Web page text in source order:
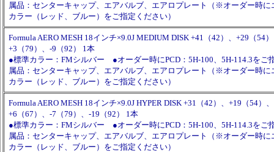
属品：センターキャップ、エアバルブ、エアロプレート（※オーダー時に
カラー（レッド、ブルー）をご指定ください）
Formula AERO MESH 18インチ×9.0J MEDIUM DISK +41（42）、+29（54
+3（79）、-9（92） 1本
●標準カラー：FMシルバー ●オーダー時にPCD：5H-100、5H-114.3を
属品：センターキャップ、エアバルブ、エアロプレート（※オーダー時に
カラー（レッド、ブルー）をご指定ください）
Formula AERO MESH 18インチ×9.0J HYPER DISK +31（42）、+19（54）、
+6（67）、-7（79）、-19（92） 1本
●標準カラー：FMシルバー ●オーダー時にPCD：5H-100、5H-114.3を
属品：センターキャップ、エアバルブ、エアロプレート（※オーダー時に
カラー（レッド、ブルー）をご指定ください）